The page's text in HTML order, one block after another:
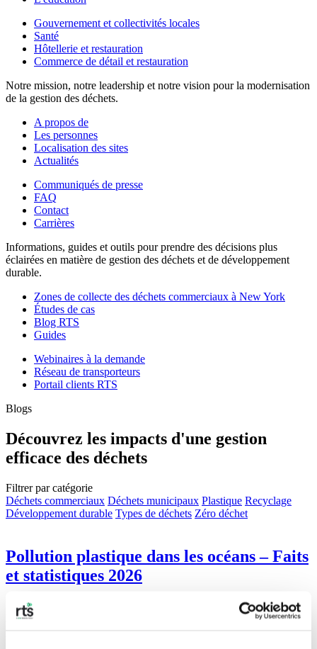
Gouvernement et collectivités locales
Santé
Hôtellerie et restauration
Commerce de détail et restauration
Notre mission, notre leadership et notre vision pour la modernisation
de la gestion des déchets.
A propos de
Les personnes
Localisation des sites
Actualités
Communiqués de presse
FAQ
Contact
Carrières
Informations, guides et outils pour prendre des décisions plus
éclairées en matière de gestion des déchets et de développement
durable.
Zones de collecte des déchets commerciaux à New York
Études de cas
Blog RTS
Guides
Webinaires à la demande
Réseau de transporteurs
Portail clients RTS
Blogs
Découvrez les impacts d'une gestion
efficace des déchets
Filtrer par catégorie
Déchets commerciaux Déchets municipaux Plastique Recyclage
Développement durable Types de déchets Zéro déchet
Pollution plastique dans les océans – Faits
et statistiques 2026
Les déchets plastiques comptent parmi les produits fabriqués par
l'homme les plus néfastes : ils polluent nos océans et persistent